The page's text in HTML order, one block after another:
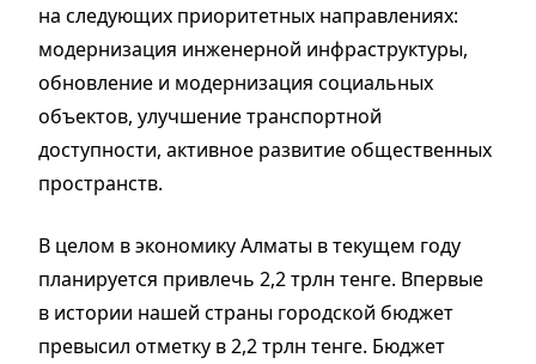
на следующих приоритетных направлениях:
модернизация инженерной инфраструктуры,
обновление и модернизация социальных
объектов, улучшение транспортной
доступности, активное развитие общественных
пространств.
В целом в экономику Алматы в текущем году
планируется привлечь 2,2 трлн тенге. Впервые
в истории нашей страны городской бюджет
превысил отметку в 2,2 трлн тенге. Бюджет